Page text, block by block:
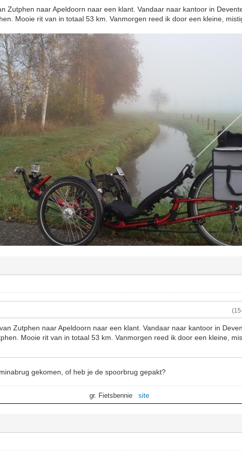
Zutphen naar Apeldoorn naar een klant. Vandaar naar kantoor in
Mooie rit van in totaal 53 km. Vanmorgen reed ik door een kleine,
Zutphen naar Apeldoorn naar een klant. Vandaar naar kantoor in
Mooie rit van in totaal 53 km. Vanmorgen reed ik door een kleine,
gekomen, of heb je de spoorbrug gepakt?
gr. Fietsbenniesite